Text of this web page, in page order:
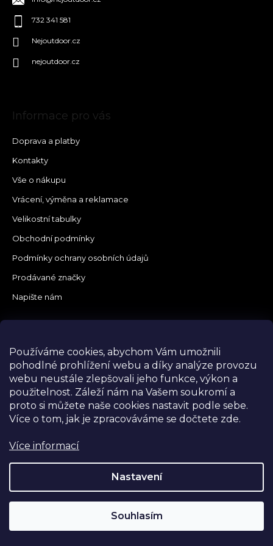
Používáme cookies, abychom Vám umožnili
pohodlné prohlížení webu a díky analýze provozu
webu neustále zlepšovali jeho funkce, výkon a
použitelnost. Záleží nám na Vašem soukromí a
proto si můžete naše cookies nastavit podle sebe.
Více o tom, jak je zpracováváme se dočtete zde.
Více informací
Nastavení
Souhlasím
732 341 581
Nejoutdoor.cz
nejoutdoor.cz
Informace pro vás
Doprava a platby
Kontakty
Vše o nákupu
Vrácení, výměna a reklamace
Velikostní tabulky
Obchodní podmínky
Podmínky ochrany osobních údajů
Prodávané značky
Napište nám